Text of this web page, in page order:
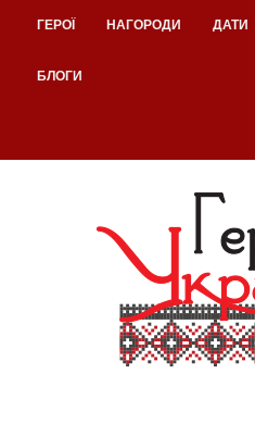
ГЕРОЇ НАГОРОДИ ДАТИ
БЛОГИ